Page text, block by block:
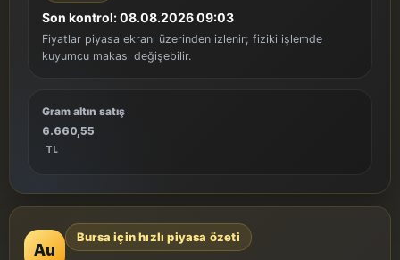
Son kontrol: 08.08.2026 09:03
Fiyatlar piyasa ekranı üzerinden izlenir; fiziki işlemde
kuyumcu makası değişebilir.
Gram altın satış
6.660,55
TL
Au
Bursa için hızlı piyasa özeti